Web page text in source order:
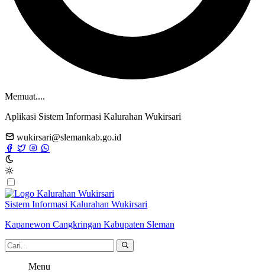
Memuat....
Aplikasi Sistem Informasi Kalurahan Wukirsari
wukirsari@slemankab.go.id
Sistem Informasi Kalurahan Wukirsari
Kapanewon Cangkringan Kabupaten Sleman
Menu